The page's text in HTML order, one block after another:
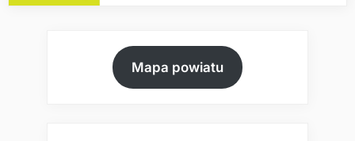
Mapa powiatu